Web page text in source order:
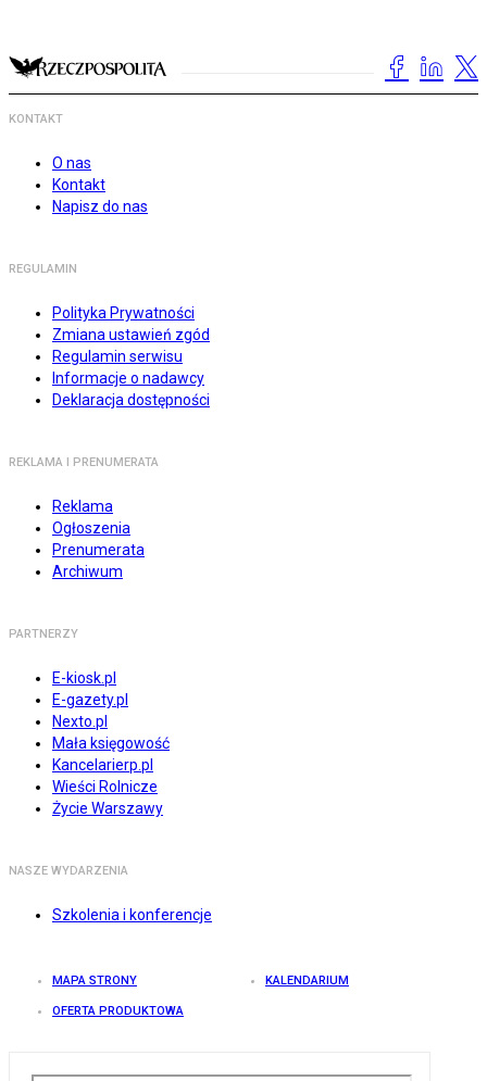
KONTAKT
O nas
Kontakt
Napisz do nas
REGULAMIN
Polityka Prywatności
Zmiana ustawień zgód
Regulamin serwisu
Informacje o nadawcy
Deklaracja dostępności
REKLAMA I PRENUMERATA
Reklama
Ogłoszenia
Prenumerata
Archiwum
PARTNERZY
E-kiosk.pl
E-gazety.pl
Nexto.pl
Mała księgowość
Kancelarierp.pl
Wieści Rolnicze
Życie Warszawy
NASZE WYDARZENIA
Szkolenia i konferencje
MAPA STRONY KALENDARIUM
OFERTA PRODUKTOWA